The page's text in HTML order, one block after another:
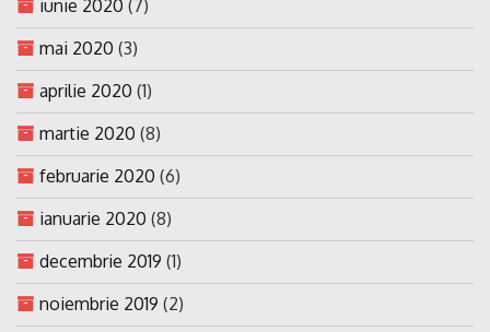
iunie 2020 (7)
mai 2020 (3)
aprilie 2020 (1)
martie 2020 (8)
februarie 2020 (6)
ianuarie 2020 (8)
decembrie 2019 (1)
noiembrie 2019 (2)